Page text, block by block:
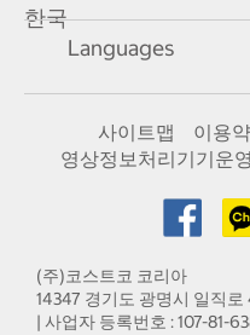
한국
Languages
사이트맵 이용
영상정보처리기기운
(주)코스트코 코리아
14347 경기도 광명시 일직
| 사업자 등록번호 : 107-81-